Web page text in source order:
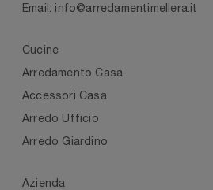
Email: info@arredamentimellera.it
Cucine
Arredamento Casa
Accessori Casa
Arredo Ufficio
Arredo Giardino
Azienda